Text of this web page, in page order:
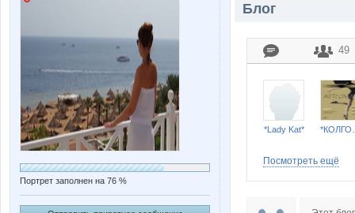
Портрет заполнен на 76 %
Блог
49
*Lady Kat*
Посмотреть ещё